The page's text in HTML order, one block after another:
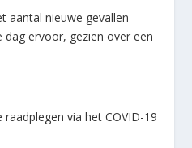
aantal nieuwe gevallen
ervoor, gezien over een
via het COVID-19